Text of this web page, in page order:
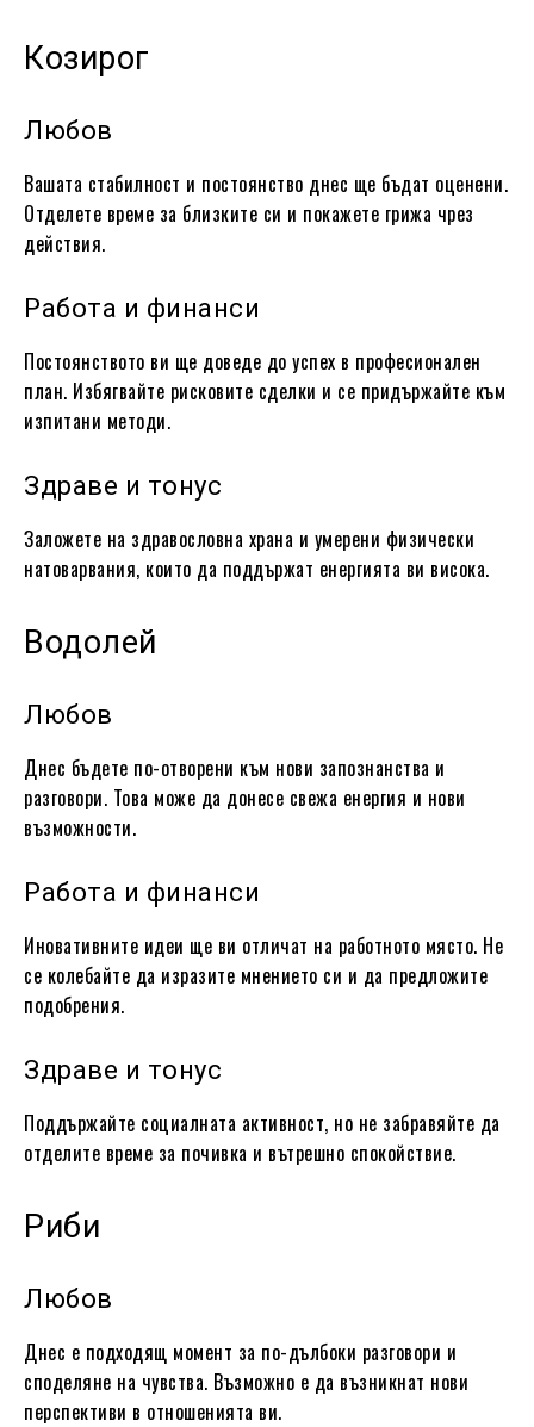
Козирог
Любов
Вашата стабилност и постоянство днес ще бъдат оценени.
Отделете време за близките си и покажете грижа чрез
действия.
Работа и финанси
Постоянството ви ще доведе до успех в професионален
план. Избягвайте рисковите сделки и се придържайте към
изпитани методи.
Здраве и тонус
Заложете на здравословна храна и умерени физически
натоварвания, които да поддържат енергията ви висока.
Водолей
Любов
Днес бъдете по-отворени към нови запознанства и
разговори. Това може да донесе свежа енергия и нови
възможности.
Работа и финанси
Иновативните идеи ще ви отличат на работното място. Не
се колебайте да изразите мнението си и да предложите
подобрения.
Здраве и тонус
Поддържайте социалната активност, но не забравяйте да
отделите време за почивка и вътрешно спокойствие.
Риби
Любов
Днес е подходящ момент за по-дълбоки разговори и
споделяне на чувства. Възможно е да възникнат нови
перспективи в отношенията ви.